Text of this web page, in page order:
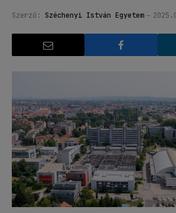
Szerző: Széchenyi István Egyetem